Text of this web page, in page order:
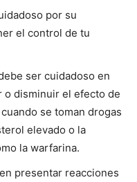
por su
el control de tu
ser cuidadoso en
o disminuir el efecto de
se toman drogas
elevado o la
la warfarina.
presentar reacciones